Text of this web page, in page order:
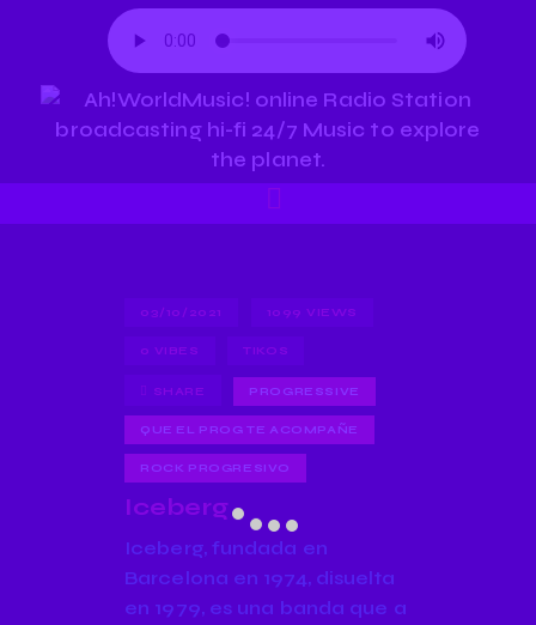
03/10/2021 1099 VIEWS
0 VIBES TIKOS
SHARE PROGRESSIVE
QUE EL PROG TE ACOMPAÑE
ROCK PROGRESIVO
Iceberg
Iceberg, fundada en
Barcelona en 1974, disuelta
en 1979, es una banda que a